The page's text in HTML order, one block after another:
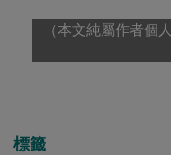
（本文純屬作者個
標籤